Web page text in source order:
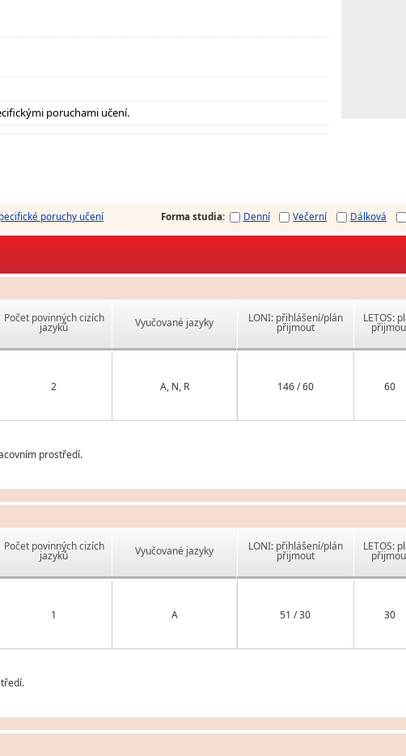
poruchami učení.
poruchy učení Forma studia: Denní Večerní Dálková
Počet povinných cizích
jazyků Vyučované jazyky
2 A, N, R
LONI: přihlášení/plán
přijmout
LETOS:
146 / 60 60
prostředí.
Počet povinných cizích
jazyků Vyučované jazyky
1 A
LONI: přihlášení/plán
přijmout
LETOS:
51 / 30 30